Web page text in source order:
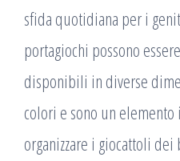
sfida quotidiana per i
portagiochi possono
disponibili in diverse
colori e sono un
organizzare i giocattoli